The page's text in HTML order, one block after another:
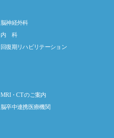
脳神経外科
内 科
回復期リハビリテーション
MRI・CT のご案内
脳卒中連携医療機関